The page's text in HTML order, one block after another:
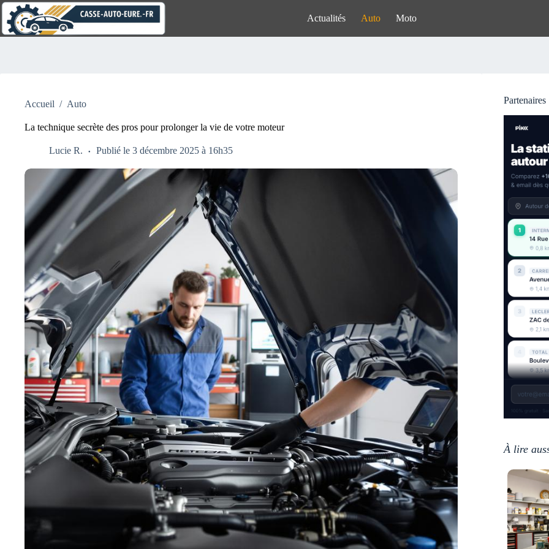
Passer
contenu
Actualités Auto Moto
Accueil / Auto
La technique secrète des pros pour prolonger la vie de votre moteur
Lucie R. Publié le 3 décembre 2025 à 16h35
Partenaires
À lire